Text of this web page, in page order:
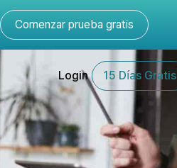
Comenzar prueba gratis
Login 15 Días Gratis